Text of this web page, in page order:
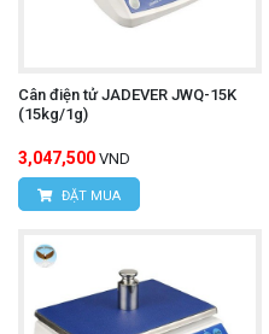
Cân điện tử JADEVER JWQ-15K
(15kg/1g)
3,047,500 VND
ĐẶT MUA